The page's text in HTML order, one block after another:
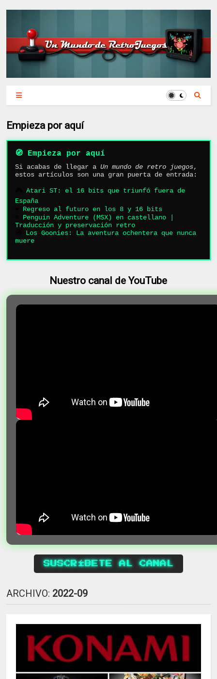
Empieza por aquí
🧭 Empieza por aquí
Si acabas de llegar aUn mundo de retro juegos,
estos artículos son una gran puerta de entrada:
🎮Atari ST: el 16 bits que triunfó fuera de
España
Regreso al futuro en los 8 y 16 bits
Penguin Adventure (MSX) en castellano |
Traducción y preservación retro
Los Goonies: La aventura ochentera que nunca
muere
Nuestro canal de YouTube
SUSCRÍBETE AL CANAL
ARCHIVO: 2022-09